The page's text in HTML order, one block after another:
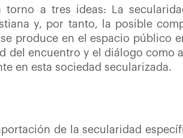
torno a tres ideas: La
y, por tanto, la posible
produce en el espacio público
del encuentro y el diálogo como
en esta sociedad secularizada.
de la secularidad